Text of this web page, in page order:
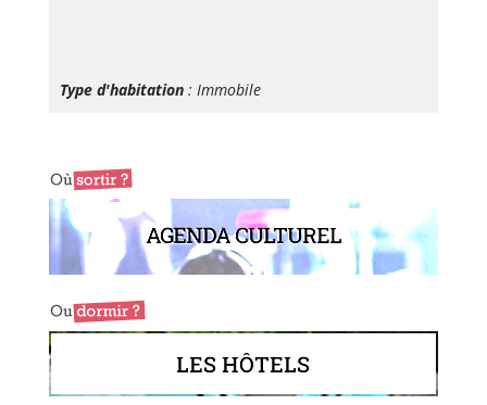
Type d'habitation : Immobile
AGENDA CULTUREL
LES HÔTELS